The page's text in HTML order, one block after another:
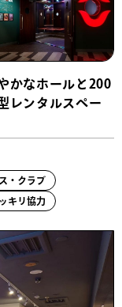
かなホールと200
レンタルスペー
・クラブ
キリ協力